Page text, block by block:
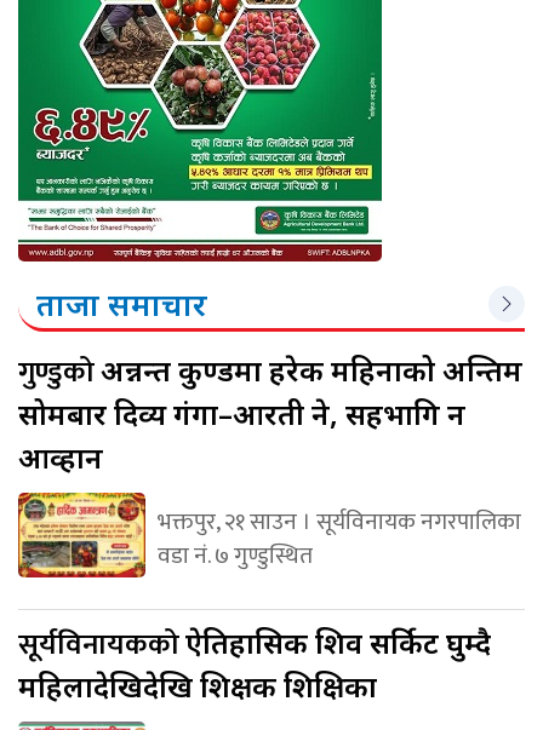
ताजा समाचार
गुण्डुकोअन्नन्त कुण्डमा हरेक महिनाको अन्तिम
सोमबार दिव्य गंगा–आरती हुने, सहभागि हुन
आव्हान
भक्तपुर, २१ साउन । सूर्यविनायक नगरपालिका
वडा नं. ७ गुण्डुस्थित
सूर्यविनायककोऐतिहासिक शिव सर्किट घुम्दै
महिलादेखिदेखि शिक्षक शिक्षिका